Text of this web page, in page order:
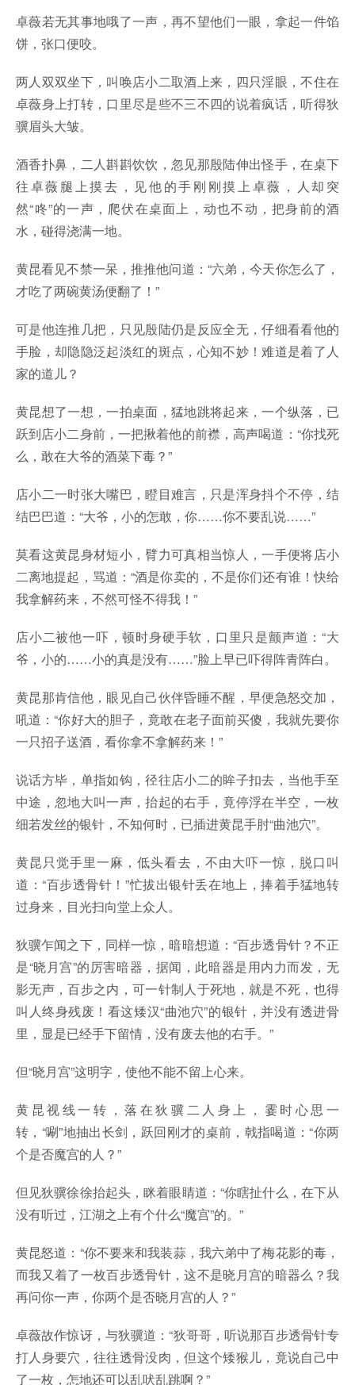
卓薇若无其事地哦了一声，再不望他们一眼，拿起一件馅
饼，张口便咬。
两人双双坐下，叫唤店小二取酒上来，四只淫眼，不住在
卓薇身上打转，口里尽是些不三不四的说着疯话，听得狄
骥眉头大皱。
酒香扑鼻，二人斟斟饮饮，忽见那殷陆伸出怪手，在桌下
往卓薇腿上摸去，见他的手刚刚摸上卓薇，人却突
然“咚”的一声，爬伏在桌面上，动也不动，把身前的酒
水，碰得浇满一地。
黄昆看见不禁一呆，推推他问道：“六弟，今天你怎么了，
才吃了两碗黄汤便翻了！”
可是他连推几把，只见殷陆仍是反应全无，仔细看看他的
手脸，却隐隐泛起淡红的斑点，心知不妙！难道是着了人
家的道儿？
黄昆想了一想，一拍桌面，猛地跳将起来，一个纵落，已
跃到店小二身前，一把揪着他的前襟，高声喝道：“你找死
么，敢在大爷的酒菜下毒？”
店小二一时张大嘴巴，瞪目难言，只是浑身抖个不停，结
结巴巴道：“大爷，小的怎敢，你……你不要乱说……”
莫看这黄昆身材短小，臂力可真相当惊人，一手便将店小
二离地提起，骂道：“酒是你卖的，不是你们还有谁！快给
我拿解药来，不然可怪不得我！”
店小二被他一吓，顿时身硬手软，口里只是颤声道：“大
爷，小的……小的真是没有……”脸上早已吓得阵青阵白。
黄昆那肯信他，眼见自己伙伴昏睡不醒，早便急怒交加，
吼道：“你好大的胆子，竟敢在老子面前买傻，我就先要你
一只招子送酒，看你拿不拿解药来！”
说话方毕，单指如钩，径往店小二的眸子扣去，当他手至
中途，忽地大叫一声，抬起的右手，竟停浮在半空，一枚
细若发丝的银针，不知何时，已插进黄昆手肘“曲池穴”。
黄昆只觉手里一麻，低头看去，不由大吓一惊，脱口叫
道：“百步透骨针！”忙拔出银针丢在地上，捧着手猛地转
过身来，目光扫向堂上众人。
狄骥乍闻之下，同样一惊，暗暗想道：“百步透骨针？不正
是“晓月宫”的厉害暗器，据闻，此暗器是用内力而发，无
影无声，百步之内，可一针制人于死地，就是不死，也得
叫人终身残废！看这矮汉“曲池穴”的银针，并没有透进骨
里，显是已经手下留情，没有废去他的右手。”
但“晓月宫”这明字，使他不能不留上心来。
黄昆视线一转，落在狄骥二人身上，霎时心思一
转，“唰”地抽出长剑，跃回刚才的桌前，戟指喝道：“你两
个是否魔宫的人？”
但见狄骥徐徐抬起头，眯着眼睛道：“你瞎扯什么，在下从
没有听过，江湖之上有个什么“魔宫”的。”
黄昆怒道：“你不要来和我装蒜，我六弟中了梅花影的毒，
而我又着了一枚百步透骨针，这不是晓月宫的暗器么？我
再问你一声，你两个是否晓月宫的人？”
卓薇故作惊讶，与狄骥道：“狄哥哥，听说那百步透骨针专
打人身要穴，往往透骨没肉，但这个矮猴儿，竟说自己中
了一枚，怎地还可以乱吠乱跳啊？”